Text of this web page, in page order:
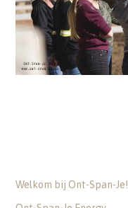
Welkom bij Ont-Span-Je!